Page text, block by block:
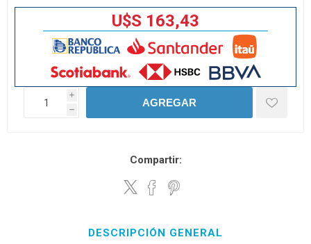
U$S 163,43
i
h
AGREGAR
Compartir:
DESCRIPCIÓN GENERAL